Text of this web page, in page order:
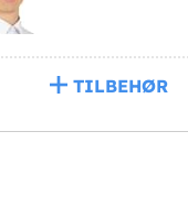
TILBEHØR